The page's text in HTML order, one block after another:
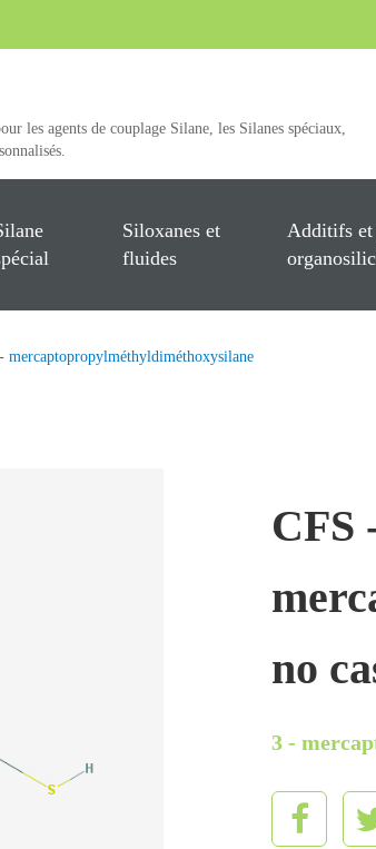
les agents de couplage Silane, les Silanes spéciaux,
Siloxanes et
fluides
Additifs et
mercaptopropylméthyldiméthoxysilane
CFS
no
3 -